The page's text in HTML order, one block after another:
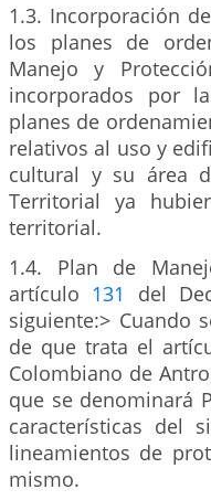
1.3. Incorporación
los planes de
Manejo y
incorporados por
planes de
relativos al uso y
cultural y su área
Territorial ya
territorial.
1.4. Plan de
artículo 131
del
siguiente:> Cuando
de que trata el
Colombiano de
que se denominará
características del
lineamientos de
mismo.